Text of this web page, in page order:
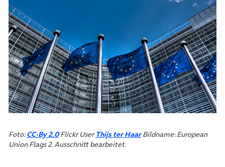
Foto:CC-By 2.0(öffnet in neuem Tab)
Flickr UserThijs ter Haar(öffnet in neuem Tab)
Bildname: European
Union Flags 2. Ausschnitt bearbeitet.